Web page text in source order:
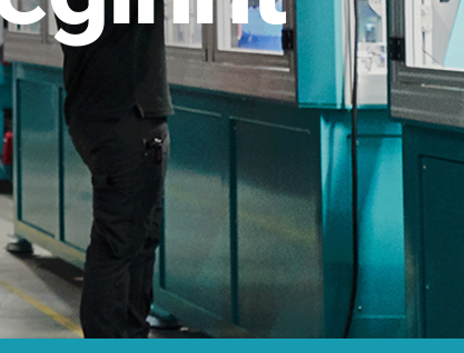
für industrielle Anwendungen –